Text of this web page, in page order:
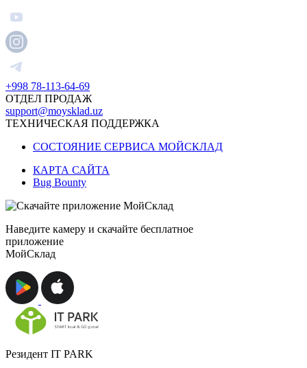
+998 78-113-64-69
ОТДЕЛ ПРОДАЖ
support@moysklad.uz
ТЕХНИЧЕСКАЯ ПОДДЕРЖКА
СОСТОЯНИЕ СЕРВИСА МОЙСКЛАД
КАРТА САЙТА
Bug Bounty
Наведите камеру и скачайте бесплатное
приложение
МойСклад
Резидент IT PARK